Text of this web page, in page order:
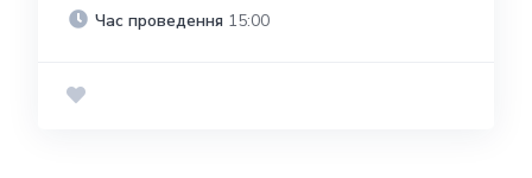
Час проведення 15:00